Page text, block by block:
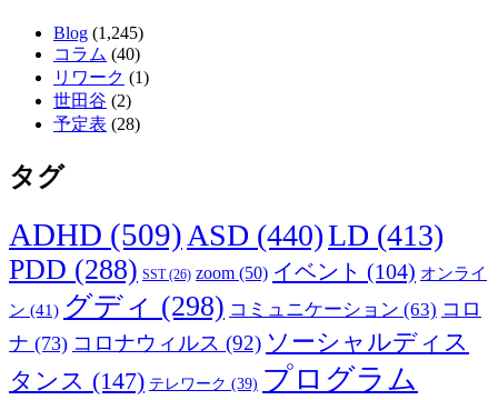
Blog (1,245)
コラム (40)
リワーク (1)
世田谷 (2)
予定表 (28)
タグ
ADHD (509)ASD (440)LD (413)
PDD (288) SST(26) zoom (50) イベント (104) オンライ
ン (41) グディ (298) コミュニケーション (63) コロ
ナ (73) コロナウィルス (92) ソーシャルディス
タンス (147) テレワーク (39) プログラム